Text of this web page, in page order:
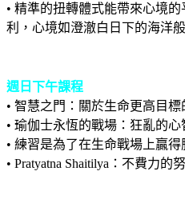
• 精準的扭轉體式能帶來心境
利，心境如澄澈白日下的海洋
週日下午課程
• 智慧之門：關於生命更高目標
• 瑜伽士永恆的戰場：狂亂的
• 練習是為了在生命戰場上贏得
• Pratyatna Shaitilya：不費力的